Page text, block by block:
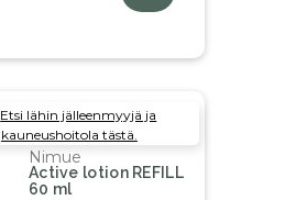
Etsi lähin jälleenmyyjä ja
kauneushoitola tästä.
Nimue
Active lotion REFILL
60 ml